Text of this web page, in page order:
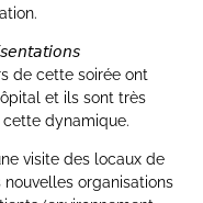
𝘴𝘦𝘯𝘵𝘢𝘵𝘪𝘰𝘯𝘴
de cette soirée ont
et ils sont très
dynamique.
visite des locaux de
nouvelles organisations